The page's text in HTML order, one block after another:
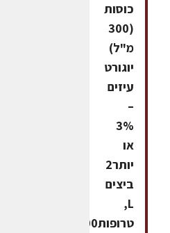
כוסות
(300
מ"ל)
יוגורט
עיזים
–
3%
או
יותר2
ביצים
L,
טרופות200